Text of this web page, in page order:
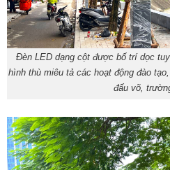
Đèn LED dạng cột được bố trí dọc
hình thù miêu tả các hoạt động đào
đấu võ,